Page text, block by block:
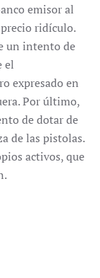
emisor al
ridículo.
un intento de
el
expresado en
Por último,
de dotar de
de las pistolas.
activos, que